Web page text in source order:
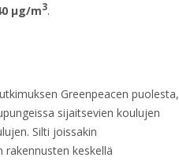
μg/m3.
Greenpeacen puolesta,
sijaitsevien koulujen
Silti joissakin
keskellä